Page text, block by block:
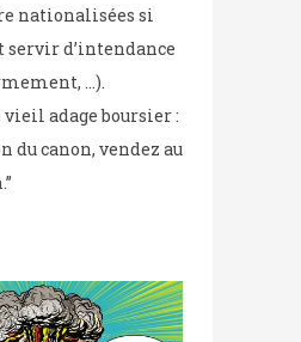
nationalisées si
servir d’intendance
…).
adage boursier :
du canon, vendez au